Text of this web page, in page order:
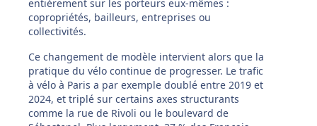
entièrement sur les porteurs eux-mêmes :
copropriétés, bailleurs, entreprises ou
collectivités.
Ce changement de modèle intervient alors que la
pratique du vélo continue de progresser. Le trafic
à vélo à Paris a par exemple doublé entre 2019 et
2024, et triplé sur certains axes structurants
comme la rue de Rivoli ou le boulevard de